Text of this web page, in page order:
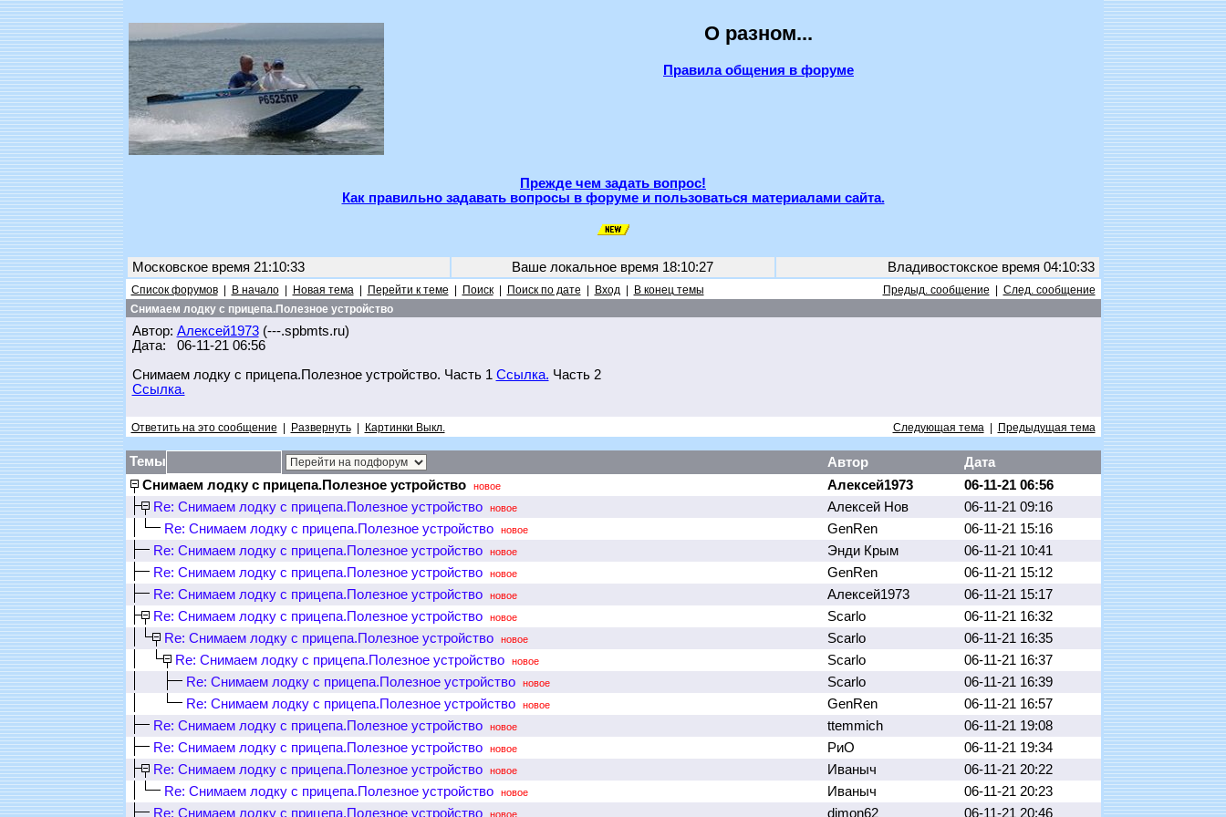
О разном...
Правила общения в форуме
Прежде чем задать вопрос!
Как правильно задавать вопросы в форуме и пользоваться материалами сайта.
Московское время 21:10:33 Ваше локальное время 18:10:27 Владивостокское время 04:10:33
Список форумов| В начало| Новая тема| Перейти к теме Поиск| Поиск по дате Вход| В конец темы Предыд. сообщение
След. сообщение
Снимаем лодку с прицепа.Полезное устройство
Автор: Алексей1973(---.spbmts.ru)
Дата: 06-11-21 06:56
Снимаем лодку с прицепа.Полезное устройство. Часть 1 Ссылка. Часть 2
Ссылка.
Ответить на это сообщение Развернуть| Картинки Выкл. Следующая тема| Предыдущая тема
Темы Автор
Дата
Снимаем лодку с прицепа.Полезное устройство
новое Алексей1973
06-11-21 06:56
Re: Снимаем лодку с прицепа.Полезное устройство
новое Алексей Нов
06-11-21 09:16
Re: Снимаем лодку с прицепа.Полезное устройство
новое GenRen
06-11-21 15:16
Re: Снимаем лодку с прицепа.Полезное устройство
новое Энди Крым
06-11-21 10:41
Re: Снимаем лодку с прицепа.Полезное устройство
новое GenRen
06-11-21 15:12
Re: Снимаем лодку с прицепа.Полезное устройство
новое Алексей1973
06-11-21 15:17
Re: Снимаем лодку с прицепа.Полезное устройство
новое Scarlo
06-11-21 16:32
Re: Снимаем лодку с прицепа.Полезное устройство
новое Scarlo
06-11-21 16:35
Re: Снимаем лодку с прицепа.Полезное устройство
новое Scarlo
06-11-21 16:37
Re: Снимаем лодку с прицепа.Полезное устройство
новое Scarlo
06-11-21 16:39
Re: Снимаем лодку с прицепа.Полезное устройство
новое GenRen
06-11-21 16:57
Re: Снимаем лодку с прицепа.Полезное устройство
новое ttemmich
06-11-21 19:08
Re: Снимаем лодку с прицепа.Полезное устройство
новое РиО
06-11-21 19:34
Re: Снимаем лодку с прицепа.Полезное устройство
новое Иваныч
06-11-21 20:22
Re: Снимаем лодку с прицепа.Полезное устройство
новое Иваныч
06-11-21 20:23
Re: Снимаем лодку с прицепа.Полезное устройство
новое dimon62 06-11-21 20:46